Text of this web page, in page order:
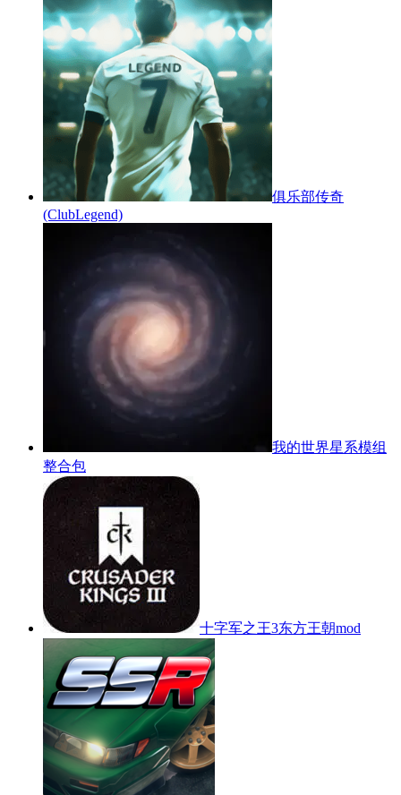
俱乐部传奇
(ClubLegend)
我的世界星系模组
整合包
十字军之王3东方王朝mod